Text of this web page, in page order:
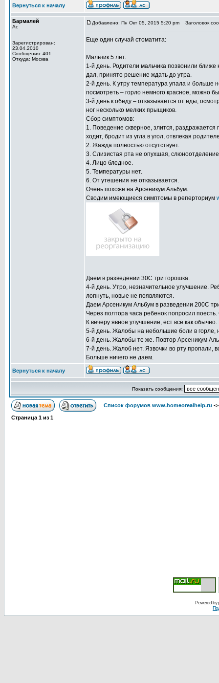
Вернуться к началу
Бармалей
Ас
Зарегистрирован:
23.04.2010
Сообщения: 401
Откуда: Москва
Добавлено: Пн Окт 05, 2015 5:20 pm Заголовок
Еще один случай стоматита:
Мальчик 5 лет.
1-й день. Родители мальчика позвонили
дал, принято решение ждать до утра.
2-й день. К утру температура упала и больше
посмотреть – горло немного красное, можно
3-й день к обеду – отказывается от еды,
ног несколько мелких прыщиков.
Сбор симптомов:
1. Поведение скверное, злится,
ходит, бродит из угла в угол, отвлекая
2. Жажда полностью отсутствует.
3. Слизистая рта не опухшая,
4. Лицо бледное.
5. Температуры нет.
6. От утешения не отказывается.
Очень похоже на Арсеникум Альбум.
Сводим имеющиеся симптомы в реперториум
Даем в разведении 30С три горошка.
4-й день. Утро, незначительное улучшение.
лопнуть, новые не появляются.
Даем Арсеникум Альбум в разведении 200С
Через полтора часа ребенок попросил
К вечеру явное улучшение, ест всё как
5-й день. Жалобы на небольшие боли в горле,
6-й день. Жалобы те же. Повтор Арсеникум
7-й день. Жалоб нет. Язвочки во рту пропали,
Больше ничего не даем.
Вернуться к началу
Показать сообщения:
Список форумов www.homeorealhelp.ru -
Страница 1 из 1
Powered by